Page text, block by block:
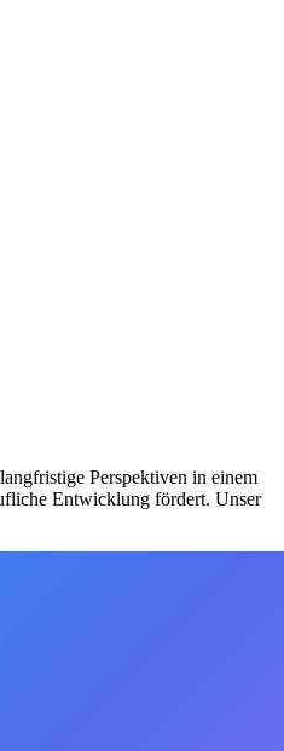
Perspektiven in einem
Entwicklung fördert. Unser